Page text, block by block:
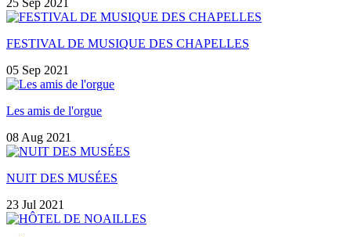
FESTIVAL DE MUSIQUE DES CHAPELLES
05 Sep 2021
Les amis de l'orgue
08 Aug 2021
NUIT DES MUSÉES
23 Jul 2021